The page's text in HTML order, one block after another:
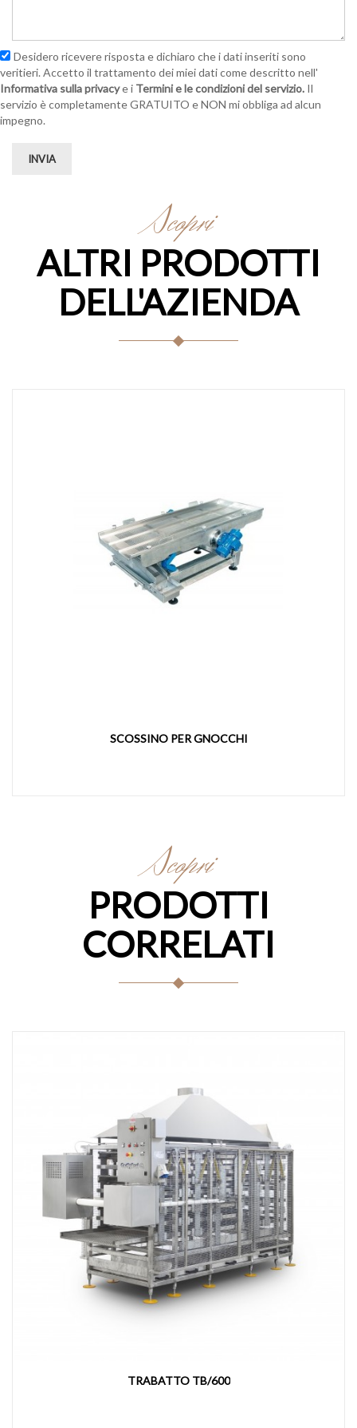
Desidero ricevere risposta e dichiaro che i dati inseriti sono
veritieri. Accetto il trattamento dei miei dati come descritto nell'
Informativa sulla privacye i Termini e le condizioni del servizio.
servizio è completamente GRATUITO e NON mi obbliga ad alcun
impegno.
INVIA
Scopri
ALTRI PRODOTTI
DELL'AZIENDA
SFOGLIATRICE MOD. 400 - B
Scopri
PRODOTTI
CORRELATI
GNOCCATRICE MOD.GN2